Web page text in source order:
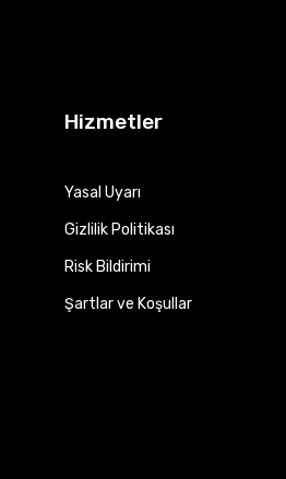
Hizmetler
Yasal Uyarı
Gizlilik Politikası
Risk Bildirimi
Şartlar ve Koşullar